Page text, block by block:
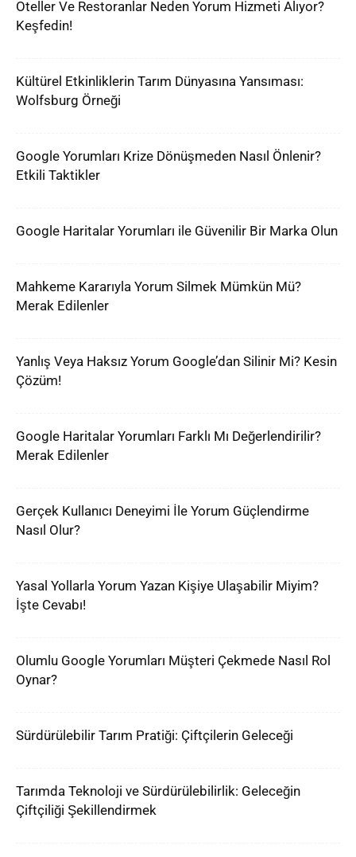
Oteller Ve Restoranlar Neden Yorum Hizmeti Alıyor?
Keşfedin!
Kültürel Etkinliklerin Tarım Dünyasına Yansıması:
Wolfsburg Örneği
Google Yorumları Krize Dönüşmeden Nasıl Önlenir?
Etkili Taktikler
Google Haritalar Yorumları ile Güvenilir Bir Marka Olun
Mahkeme Kararıyla Yorum Silmek Mümkün Mü?
Merak Edilenler
Yanlış Veya Haksız Yorum Google’dan Silinir Mi? Kesin
Çözüm!
Google Haritalar Yorumları Farklı Mı Değerlendirilir?
Merak Edilenler
Gerçek Kullanıcı Deneyimi İle Yorum Güçlendirme
Nasıl Olur?
Yasal Yollarla Yorum Yazan Kişiye Ulaşabilir Miyim?
İşte Cevabı!
Olumlu Google Yorumları Müşteri Çekmede Nasıl Rol
Oynar?
Sürdürülebilir Tarım Pratiği: Çiftçilerin Geleceği
Tarımda Teknoloji ve Sürdürülebilirlik: Geleceğin
Çiftçiliği Şekillendirmek